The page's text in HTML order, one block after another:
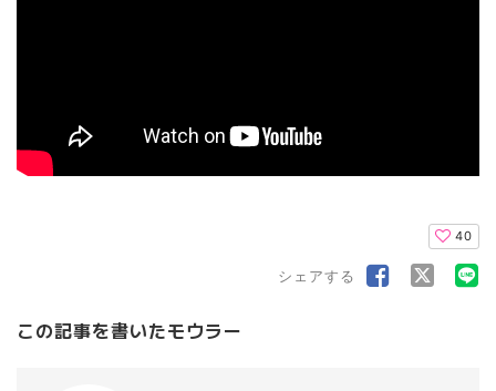
40
シェアする
この記事を書いたモウラー